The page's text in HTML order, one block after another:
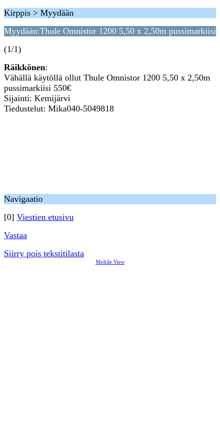
Kirppis > Myydään
Myydään:Thule Omnistor 1200 5,50 x 2,50m pussimarkiisi
(1/1)
Räikkönen:
Vähällä käytöllä ollut Thule Omnistor 1200 5,50 x 2,50m
pussimarkiisi 550€
Sijainti: Kemijärvi
Tiedustelut: Mika040-5049818
Navigaatio
[0] Viestien etusivu
Vastaa
Siirry pois tekstitilasta
Mobile View